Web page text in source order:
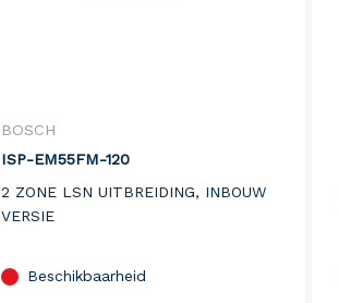
BOSCH
ISP-EM55FM-120
2 ZONE LSN UITBREIDING, INBOUW
VERSIE
Beschikbaarheid